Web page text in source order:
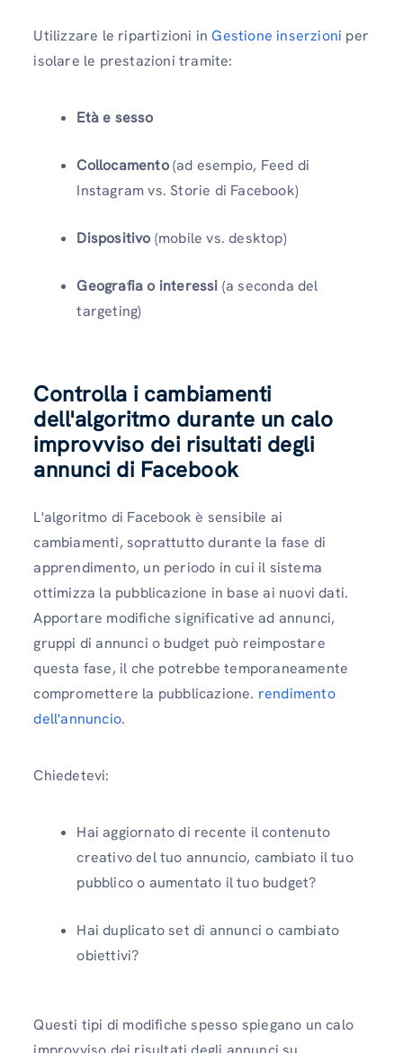
Utilizzare le ripartizioni inGestione inserzioni per
isolare le prestazioni tramite:
Età e sesso
Collocamento(ad esempio, Feed di
Instagram vs. Storie di Facebook)
Dispositivo (mobile vs. desktop)
Geografia o interessi (a seconda del
targeting)
Controlla i cambiamenti
dell'algoritmo durante un calo
improvviso dei risultati degli
annunci di Facebook
L'algoritmo di Facebook è sensibile ai
cambiamenti, soprattutto durante la fase di
apprendimento, un periodo in cui il sistema
ottimizza la pubblicazione in base ai nuovi dati.
Apportare modifiche significative ad annunci,
gruppi di annunci o budget può reimpostare
questa fase, il che potrebbe temporaneamente
compromettere la pubblicazione. rendimento
dell'annuncio.
Chiedetevi:
Hai aggiornato di recente il contenuto
creativo del tuo annuncio, cambiato il tuo
pubblico o aumentato il tuo budget?
Hai duplicato set di annunci o cambiato
obiettivi?
Questi tipi di modifiche spesso spiegano un calo